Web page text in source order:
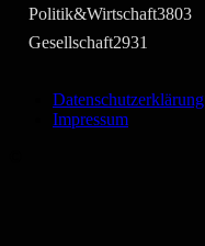
Politik&Wirtschaft3803
Gesellschaft2931
Datenschutzerklärung
Impressum